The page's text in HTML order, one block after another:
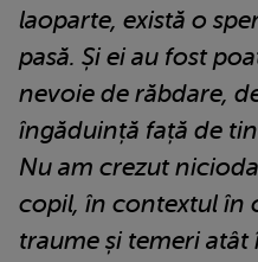
laoparte, există o
pasă. Și ei au fost
nevoie de răbdare,
îngăduință față de
Nu am crezut
copil, în contextul în
traume și temeri atât